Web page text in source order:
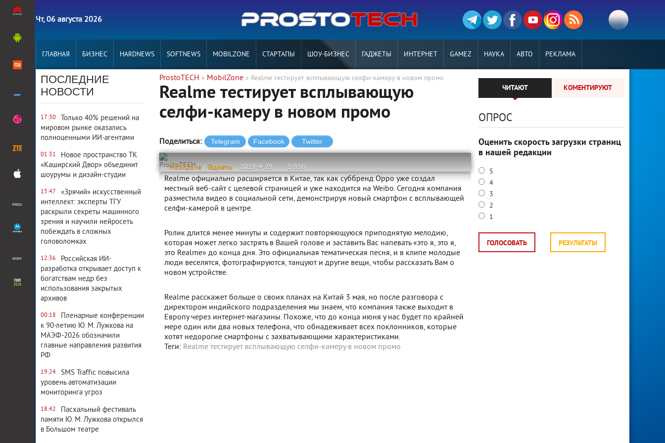
Чт, 06 августа 2026
ГЛАВНАЯ БИЗНЕС HARDNEWS SOFTNEWS MOBILZONE СТАРТАПЫ ШОУ-БИЗНЕС ГАДЖЕТЫ ИНТЕРНЕТ GAMEZ НАУКА АВТО РЕКЛАМА
ПОСЛЕДНИЕ
НОВОСТИ
17:30
Только 40% решений на
мировом рынке оказались
полноценными ИИ-агентами
01:31
Новое пространство ТК
«Каширский Двор» объединит
шоурумы и дизайн-студии
15:47
«Зрячий» искусственный
интеллект: эксперты ТГУ
раскрыли секреты машинного
зрения и научили нейросеть
побеждать в сложных
головоломках
12:36
Российская ИИ-
разработка открывает доступ к
богатствам недр без
использования закрытых
архивов
00:18
Пленарные конференции
к 90-летию Ю. М. Лужкова на
МАЭФ-2026 обозначили
главные направления развития
РФ
19:24
SMS Traffic повысила
уровень автоматизации
мониторинга угроз
18:42
Пасхальный фестиваль
памяти Ю. М. Лужкова открылся
в Большом театре
ProstoTECH » MobilZone » Realme тестирует всплывающую селфи-камеру в новом промо
Realme тестирует всплывающую
селфи-камеру в новом промо
Поделиться:
MobilZone / Гаджеты 2019-4-29 1 936
ProstoTECH
Realme официально расширяется в Китае, так как суббренд Oppo уже создал
местный веб-сайт с целевой страницей и уже находится на Weibo. Сегодня компания
разместила видео в социальной сети, демонстрируя новый смартфон с всплывающей
селфи-камерой в центре.
Ролик длится менее минуты и содержит повторяющуюся приподнятую мелодию,
которая может легко застрять в Вашей голове и заставить Вас напевать «это я, это я,
это Realme» до конца дня. Это официальная тематическая песня, и в клипе молодые
люди веселятся, фотографируются, танцуют и другие вещи, чтобы рассказать Вам о
новом устройстве.
Realme расскажет больше о своих планах на Китай 3 мая, но после разговора с
директором индийского подразделения мы знаем, что компания также выходит в
Европу через интернет-магазины. Похоже, что до конца июня у нас будет по крайней
мере один или два новых телефона, что обнадеживает всех поклонников, которые
хотят недорогие смартфоны с захватывающими характеристиками.
Теги: Realme тестирует всплывающую селфи-камеру в новом промо
ЧИТАЮТ КОМЕНТИРУЮТ
ОПРОС
Оценить скорость загрузки страниц
в нашей редакции
5
4
3
2
1
ГОЛОСОВАТЬ РЕЗУЛЬТАТЫ